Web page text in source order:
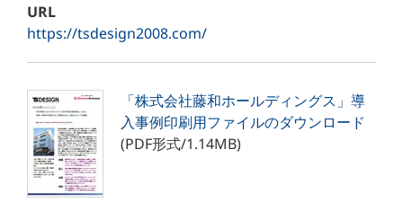
URL
https://tsdesign2008.com/
「株式会社藤和ホールディングス」導
入事例印刷用ファイルのダウンロード
(PDF形式/1.14MB)